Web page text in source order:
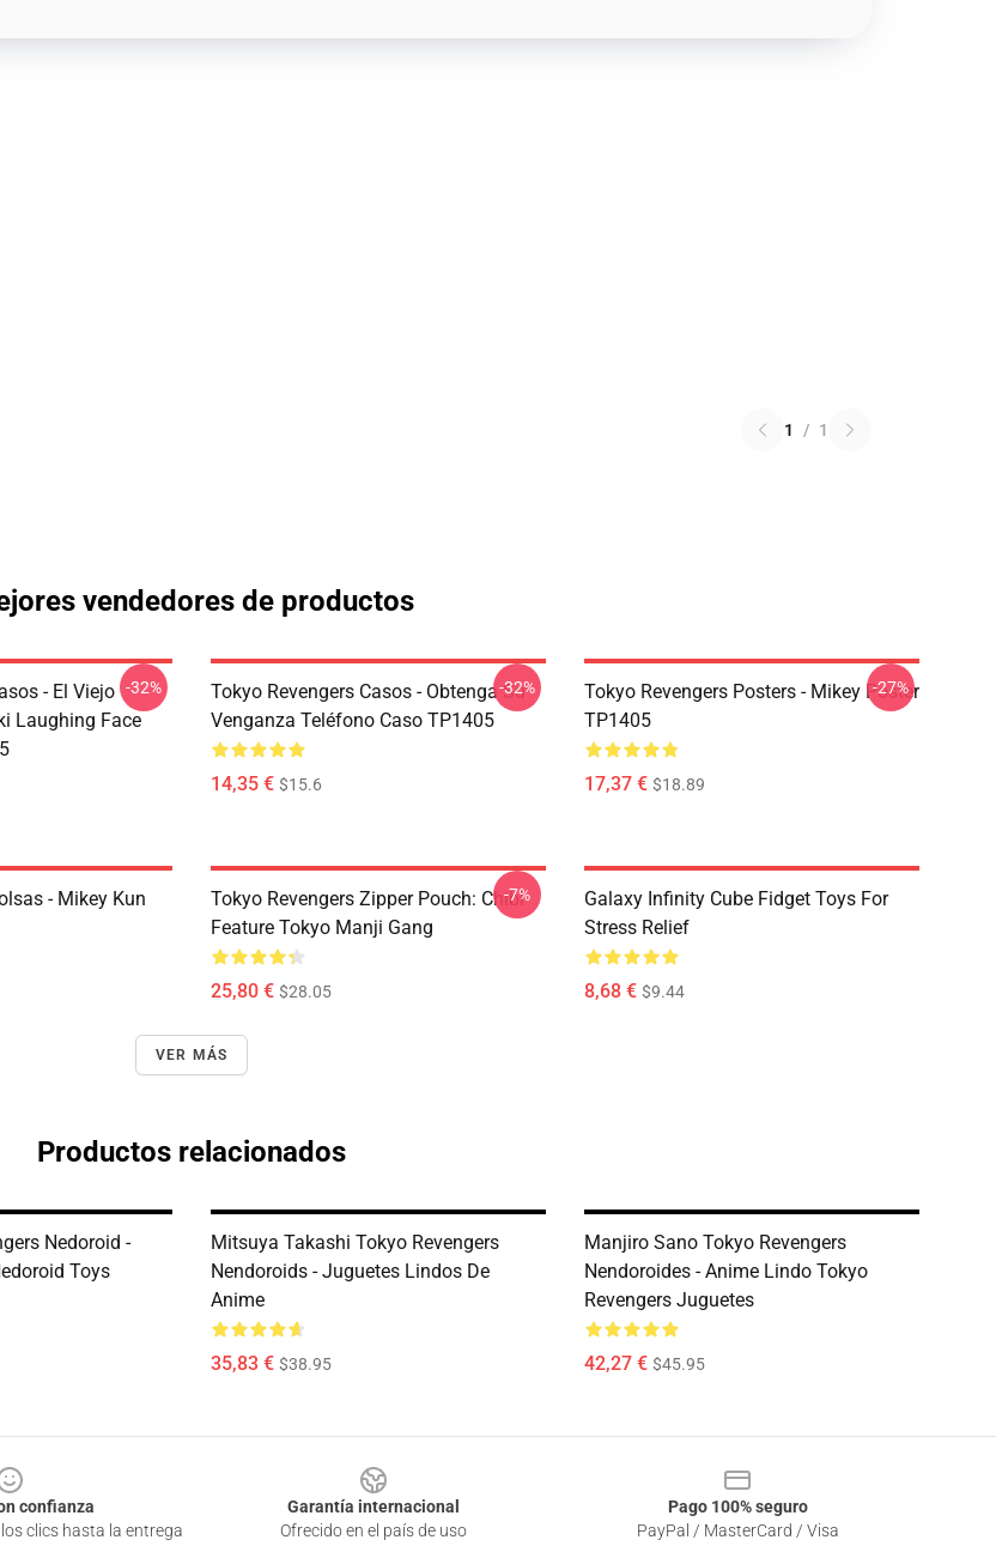
1 / 1
vendedores de productos
- El Viejo
Laughing Face
-32%
Tokyo Revengers Casos - Obtenga Su
Venganza Teléfono Caso TP1405
14,35 € $15.6
-32%
Tokyo Revengers Posters - Mikey Poster
TP1405
17,37 € $18.89
-27%
- Mikey Kun
Tokyo Revengers Zipper Pouch: Chibi
Feature Tokyo Manji Gang
25,80 € $28.05
-7%
Galaxy Infinity Cube Fidget Toys For
Stress Relief
8,68 € $9.44
VER MÁS
Productos relacionados
Nedoroid -
Toys
Mitsuya Takashi Tokyo Revengers
Nendoroids - Juguetes Lindos De
Anime
35,83 € $38.95
Manjiro Sano Tokyo Revengers
Nendoroides - Anime Lindo Tokyo
Revengers Juguetes
42,27 € $45.95
confianza
clics hasta la entrega
Garantía internacional
Ofrecido en el país de uso
Pago 100% seguro
PayPal / MasterCard / Visa